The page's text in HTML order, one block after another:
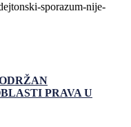
sporazum-nije-
PRAVA U